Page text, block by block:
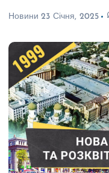
Новини 23 Січня, 2025